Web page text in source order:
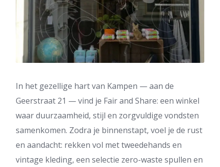
In het gezellige hart van Kampen — aan de
Geerstraat 21 — vind je Fair and Share: een winkel
waar duurzaamheid, stijl en zorgvuldige vondsten
samenkomen. Zodra je binnenstapt, voel je de rust
en aandacht: rekken vol met tweedehands en
vintage kleding, een selectie zero-waste spullen en